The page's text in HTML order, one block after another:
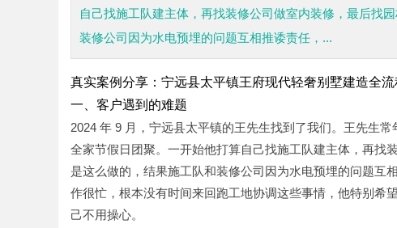
自己找施工队建主体，再找装修公司做室内装修，最后找
装修公司因为水电预埋的问题互相推诿责任，...
真实案例分享：宁远县太平镇王府现代轻奢别墅建造全流
一、客户遇到的难题
2024 年 9 月，宁远县太平镇的王先生找到了我们。王先生
全家节假日团聚。一开始他打算自己找施工队建主体，再找
是这么做的，结果施工队和装修公司因为水电预埋的问题互
作很忙，根本没有时间来回跑工地协调这些事情，他特别希
己不用操心。